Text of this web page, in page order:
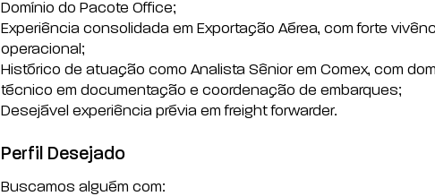
Domínio do Pacote Office;
Experiência consolidada em Exportação Aérea, com forte
operacional;
Histórico de atuação como Analista Sênior em Comex, com
técnico em documentação e coordenação de embarques;
Desejável experiência prévia em freight forwarder.
Perfil Desejado
Buscamos alguém com: